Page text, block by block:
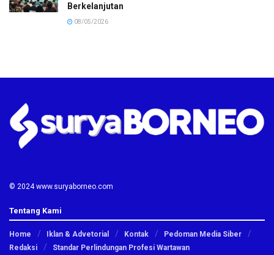
Berkelanjutan
08/05/2026
© 2024 www.suryaborneo.com
Tentang Kami
Home Iklan & Advetorial Kontak
Pedoman Media Siber
Redaksi
Standar Perlindungan Profesi Wartawan